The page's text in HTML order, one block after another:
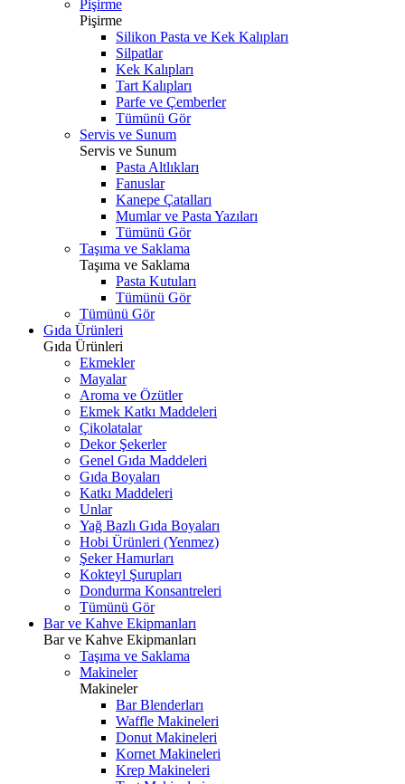
Pişirme
Pişirme
Silikon Pasta ve Kek Kalıpları
Silpatlar
Kek Kalıpları
Tart Kalıpları
Parfe ve Çemberler
Tümünü Gör
Servis ve Sunum
Servis ve Sunum
Pasta Altlıkları
Fanuslar
Kanepe Çatalları
Mumlar ve Pasta Yazıları
Tümünü Gör
Taşıma ve Saklama
Taşıma ve Saklama
Pasta Kutuları
Tümünü Gör
Tümünü Gör
Gıda Ürünleri
Gıda Ürünleri
Ekmekler
Mayalar
Aroma ve Özütler
Ekmek Katkı Maddeleri
Çikolatalar
Dekor Şekerler
Genel Gıda Maddeleri
Gıda Boyaları
Katkı Maddeleri
Unlar
Yağ Bazlı Gıda Boyaları
Hobi Ürünleri (Yenmez)
Şeker Hamurları
Kokteyl Şurupları
Dondurma Konsantreleri
Tümünü Gör
Bar ve Kahve Ekipmanları
Bar ve Kahve Ekipmanları
Taşıma ve Saklama
Makineler
Makineler
Bar Blenderları
Waffle Makineleri
Donut Makineleri
Kornet Makineleri
Krep Makineleri